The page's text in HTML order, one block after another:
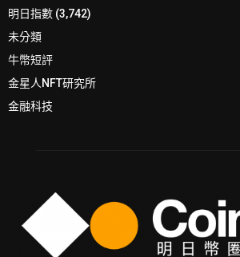
明日指數 (3,742)
未分類
牛幣短評
金星人NFT研究所
金融科技